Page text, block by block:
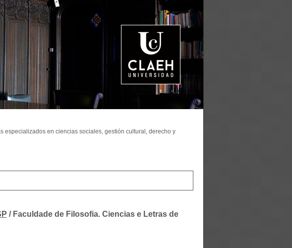
/ Faculdade de Filosofia. Ciencias e Letras de
especializados en ciencias sociales, gestión cultural, derecho y